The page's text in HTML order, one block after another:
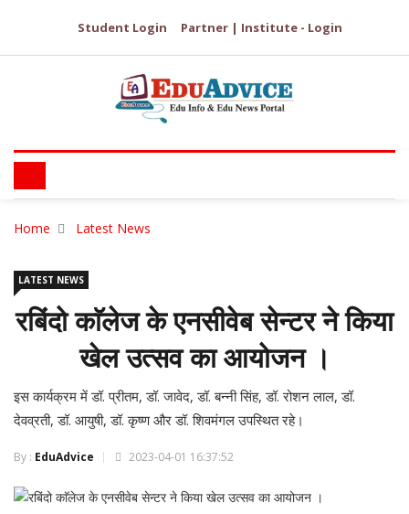
Student Login Partner | Institute - Login
Home Latest News
LATEST NEWS
रबिंदो काॅलेज के एनसीवेब सेन्टर ने किया
खेल उत्सव का आयोजन ।
इस कार्यक्रम में डॉ. प्रीतम, डॉ. जावेद, डॉ. बन्नी सिंह, डॉ. रोशन लाल, डॉ.
देवव्रती, डॉ. आयुषी, डॉ. कृष्ण और डॉ. शिवमंगल उपस्थित रहे।
By : EduAdvice 2023-04-01 16:37:52